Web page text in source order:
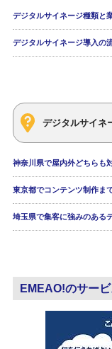
デジタルサイネージ種類と
デジタルサイネージ導入の
デジタルサイネ
神奈川県で屋内外どちらも
東京都でコンテンツ制作ま
埼玉県で集客に強みのある
EMEAO!のサー